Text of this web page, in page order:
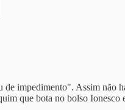
de impedimento". Assim não
que bota no bolso Ionesco